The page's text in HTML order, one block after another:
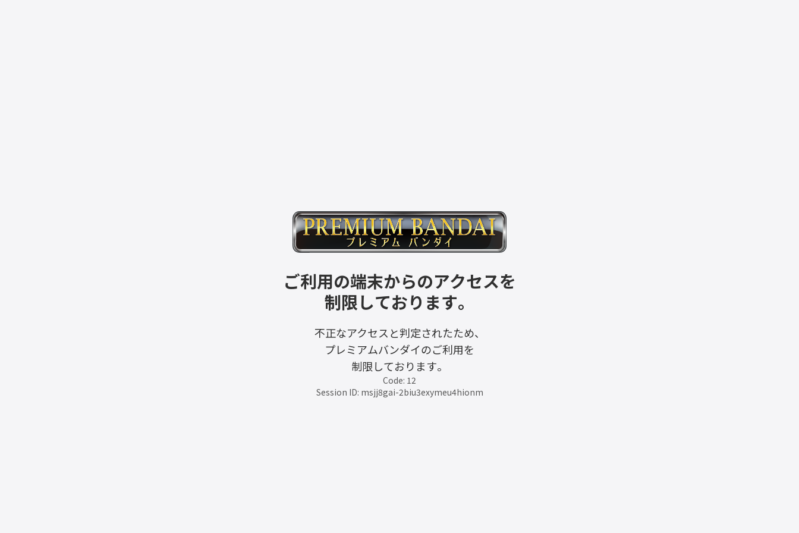
ご利用の端末からのアクセスを
制限しております。
不正なアクセスと判定されたため、
プレミアムバンダイのご利用を
制限しております。
Code: 12
Session ID: msjj8gai-2biu3exymeu4hionm